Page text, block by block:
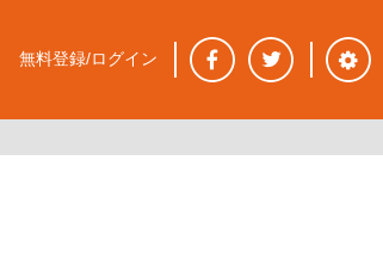
無料登録/ログイン